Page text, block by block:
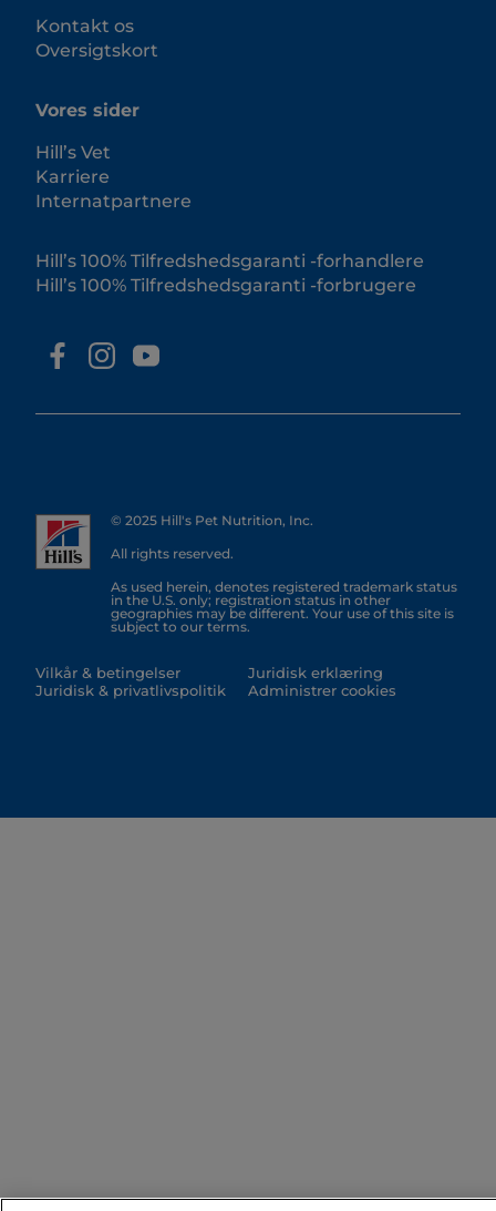
Kontakt os
Oversigtskort
Vores sider
Hill’s Vet
Karriere
Internatpartnere
Hill’s 100% Tilfredshedsgaranti -forhandlere
Hill’s 100% Tilfredshedsgaranti -forbrugere
© 2025 Hill's Pet Nutrition, Inc.
All rights reserved.
As used herein, denotes registered trademark status
in the U.S. only; registration status in other
geographies may be different. Your use of this site is
subject to our terms.
Vilkår & betingelser
Juridisk & privatlivspolitik
Juridisk erklæring
Administrer cookies